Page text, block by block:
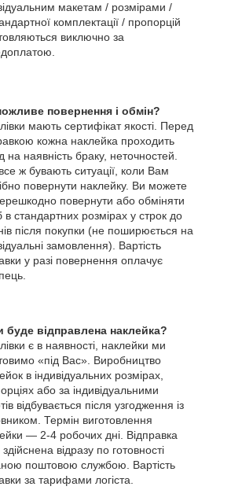
макетам / розмірами /
комплектації / пропорцій
виключно за
повернення і обмін?
мають сертифікат якості. Перед
кожна наклейка проходить
на наявність браку, неточностей.
ж бувають ситуації, коли Вам
повернути наклейку. Ви можете
повернути або обміняти
в стандартних розмірах у строк до
після покупки (не поширюється на
замовлення). Вартість
у разі повернення оплачує
буде відправлена наклейка?
є в наявності, наклейки ми
«під Вас». Виробництво
в індивідуальних розмірах,
або за індивідуальними
відбувається після узгодження із
Термін виготовлення
— 2-4 робочих дні. Відправка
відразу по готовності
поштовою службою. Вартість
за тарифами логіста.